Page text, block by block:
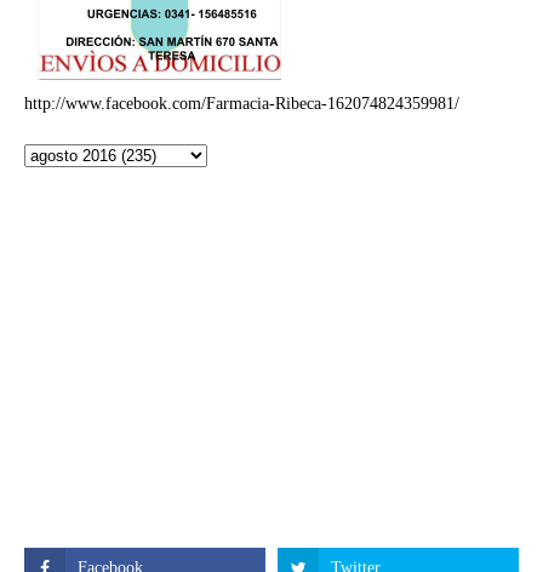
http://www.facebook.com/Farmacia-Ribeca-162074824359981/